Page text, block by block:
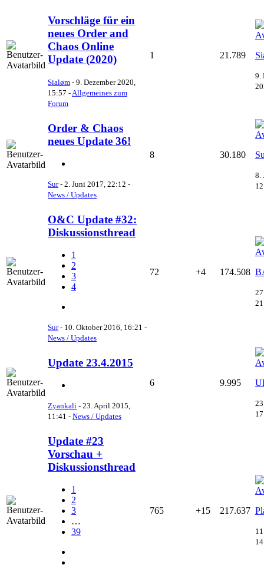
Vorschläge für ein
neues Order and
Chaos Online
Update (2020)
Sialøm - 9. Dezember 2020,
15:57 -Allgemeines zum
Forum
1 21.789
9.
Order & Chaos
neues Update 36!
Sur- 2. Juni 2017, 22:12 -
News / Updates
8 30.180
8.
O&C Update #32:
Diskussionsthread
1
2
3
4
Sur- 10. Oktober 2016, 16:21 -
News / Updates
72 +4 174.508
Update 23.4.2015
Zyankali - 23. April 2015,
11:41 - News / Updates
6 9.995
Update #23
Vorschau +
Diskussionsthread
1
2
3
…
39
765 +15 217.637